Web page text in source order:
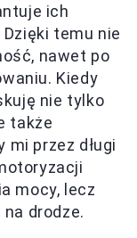
ich
temu nie
nawet po
Kiedy
nie tylko
także
mi przez długi
mocy, lecz
drodze.